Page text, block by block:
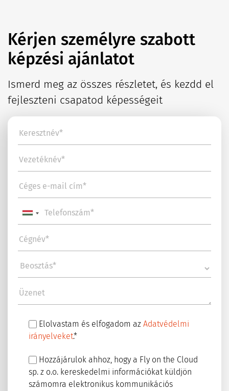
Kérjen személyre szabott
képzési ajánlatot
Ismerd meg az összes részletet, és kezdd el
fejleszteni csapatod képességeit
Elolvastam és elfogadom az Adatvédelmi
irányelveket.*
Hozzájárulok ahhoz, hogy a Fly on the Cloud
sp. z o.o. kereskedelmi információkat küldjön
számomra elektronikus kommunikációs